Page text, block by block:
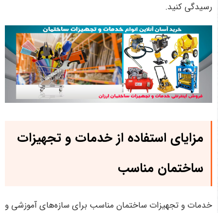
رسیدگی کنید.
مزایای استفاده از خدمات و تجهیزات
ساختمان مناسب
خدمات و تجهیزات ساختمان مناسب برای سازه‌های آموزشی و